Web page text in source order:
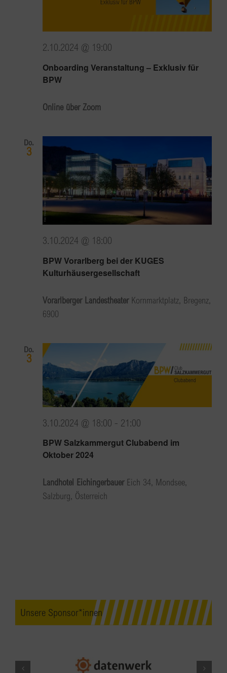
Onboarding Veranstaltung – Exklusiv für
BPW
2.10.2024 @ 19:00
Online über Zoom
Do.
3
BPW Vorarlberg bei der KUGES
Kulturhäusergesellschaft
3.10.2024 @ 18:00
Vorarlberger Landestheater Kornmarktplatz, Bregenz,
6900
Do.
3
BPW Salzkammergut Clubabend im
Oktober 2024
3.10.2024 @ 18:00 - 21:00
Landhotel Eichingerbauer Eich 34, Mondsee,
Salzburg, Österreich
Unsere Sponsor*innen